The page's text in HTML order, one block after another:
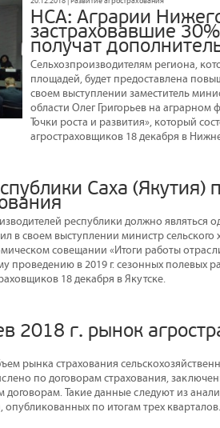
НСА: Аграрии
застраховавшие
получат
Сельхозпроизводителям региона,
площадей, будет предоставлена
своем выступлении заместитель
области Олег Григорьев на аграрном
Точки роста и развития», который
агростраховщиков 18 декабря в
Саха (Якутия)
республики должно являться
в своем выступлении министр сельского
совещании «Итоги работы
проведению в 2019 г. сезонных полевых
18 декабря в Якутске.
2018 г. рынок
рынка страхования
по договорам страхования,
Такие данные следуют из
по итогам трех кварталов.